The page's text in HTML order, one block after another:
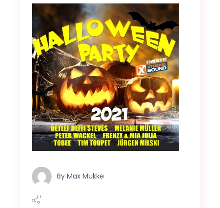
By Max Mukke